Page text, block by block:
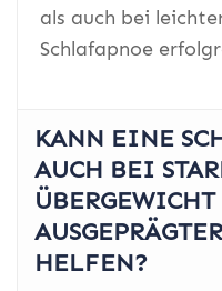
als auch bei
Schlafapnoe
KANN EINE
AUCH BEI
ÜBERGEWICHT
HELFEN?